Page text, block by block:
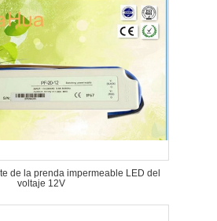
de la prenda impermeable LED del
voltaje 12V